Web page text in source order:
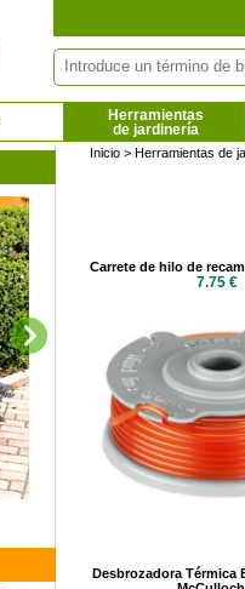
Herramientas
de jardinería
Inicio > Herramientas de
Carrete de hilo de
7.75 €
Desbrozadora Térmica